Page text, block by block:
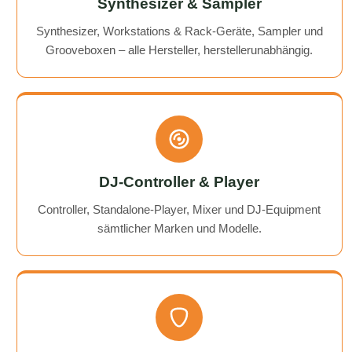
Synthesizer & Sampler
Synthesizer, Workstations & Rack-Geräte, Sampler und
Grooveboxen – alle Hersteller, herstellerunabhängig.
DJ-Controller & Player
Controller, Standalone-Player, Mixer und DJ-Equipment
sämtlicher Marken und Modelle.